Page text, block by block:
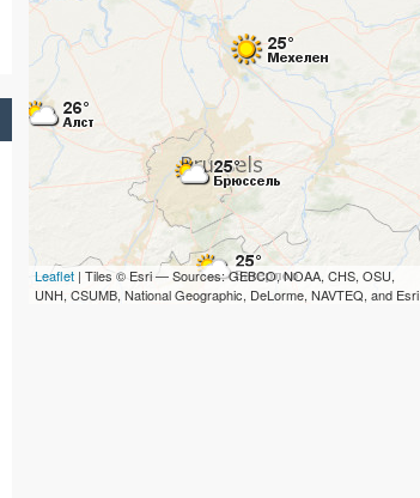
Leaflet | Tiles © Esri — Sources: GEBCO, NOAA, CHS, OSU,
UNH, CSUMB, National Geographic, DeLorme, NAVTEQ, and Esri